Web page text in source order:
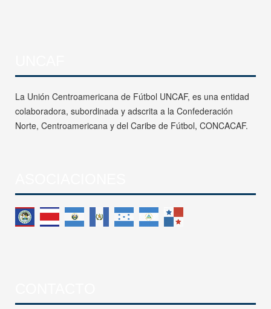
La Unión Centroamericana de Fútbol UNCAF, es una entidad
colaboradora, subordinada y adscrita a la Confederación
Norte, Centroamericana y del Caribe de Fútbol, CONCACAF.